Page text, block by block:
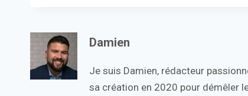
Damien
Je suis Damien, rédacteur
sa création en 2020 pour démêler